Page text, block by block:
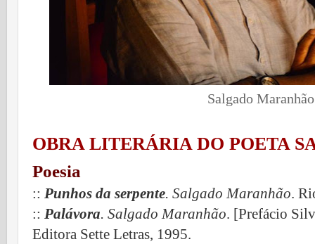
Salgado Maranhão -
OBRA LITERÁRIA DO POETA
Poesia
:: Punhos da serpente. Salgado Maranhão.
:: Palávora. Salgado Maranhão. [Prefácio
Editora Sette Letras, 1995.